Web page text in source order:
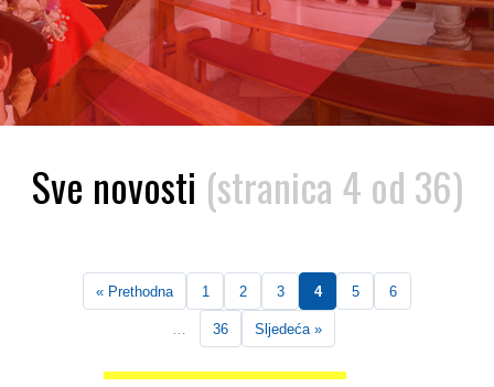
Sve novosti (stranica 4 od 36)
« Prethodna 1 2 3 4 5 6
36 Sljedeća »